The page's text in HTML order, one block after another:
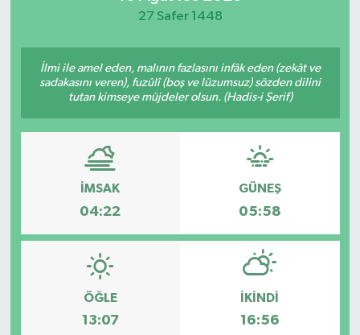
27 Safer 1448
İlmi ile amel eden, malının fazlasını infâk eden (zekât ve
sadakasını veren), fuzûlî (boş ve lüzumsuz) sözden dilini
tutan kimseye müjdeler olsun. (Hadis-i Şerif)
İMSAK
04:22
GÜNEŞ
05:58
ÖĞLE
13:07
İKINDI
16:56
Son Dakika Haberleri
Haber Arşivi